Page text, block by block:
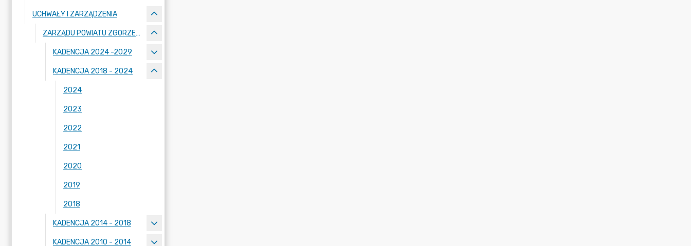
UCHWAŁY I ZARZĄDZENIA
ZARZĄDU POWIATU ZGORZELECKIEGO
KADENCJA 2024 -2029
KADENCJA 2018 - 2024
2024
2023
2022
2021
2020
2019
2018
KADENCJA 2014 - 2018
KADENCJA 2010 - 2014